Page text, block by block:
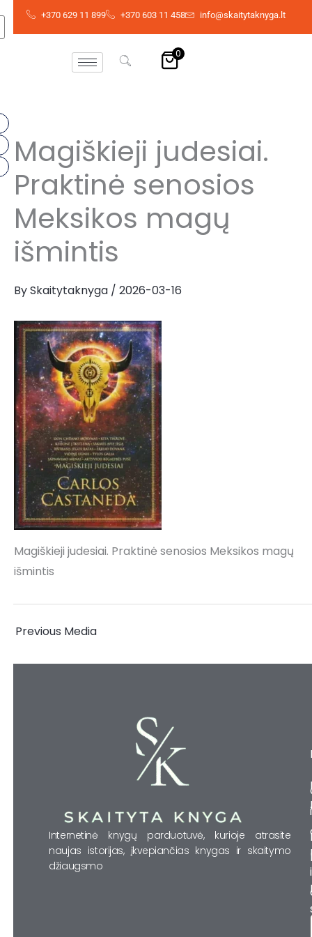
+370 629 11 899 +370 603 11 458 info@skaitytaknyga.lt
0
Magiškieji judesiai.
Praktinė senosios
Meksikos magų
išmintis
BySkaitytaknyga / 2026-03-16
Magiškieji judesiai. Praktinė senosios Meksikos magų
išmintis
Previous Media
Internetinė knygų parduotuvė, kurioje atrasite
naujas istorijas, įkvepiančias knygas ir skaitymo
džiaugsmo